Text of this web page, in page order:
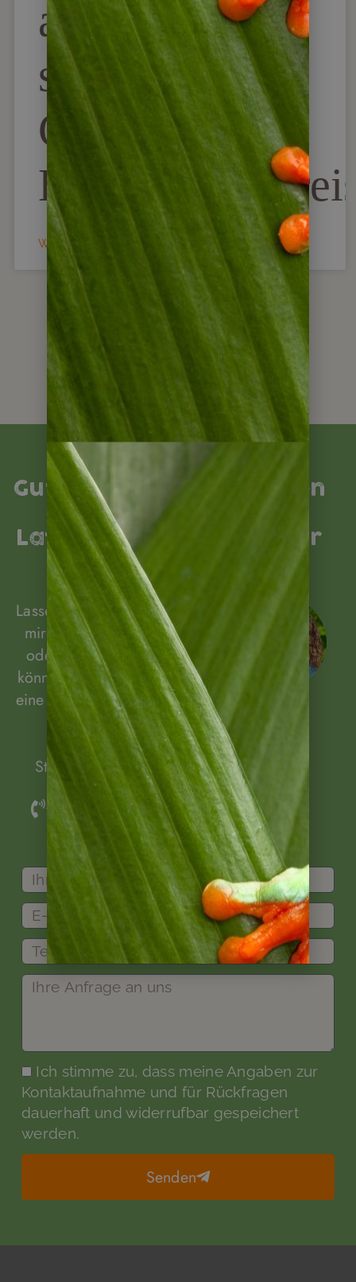
anstrengend
sind unsere
Costa Rica
WEITERLESEN »
weitere Blogartikel lesen
Gut beraten, sicher reisen
- Ihr Weg nach
Lateinamerika mit Napur
Tours
Lassen Sie sich unverbindlich von
mir beraten! Rufen Sie mich an
oder schreiben Sie mir! Gerne
können wir auch einen Termin für
eine Beratung per Video (z.B. via
Zoom) vereinbaren.
Stefanie Lange, Ihre Ansprechpartnerin.
+49 (0)6322 956 6011
Ich stimme zu, dass meine Angaben zur
Kontaktaufnahme und für Rückfragen
dauerhaft und widerrufbar gespeichert
werden.
Senden